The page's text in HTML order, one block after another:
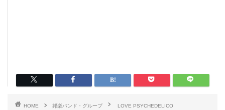
HOME 邦楽バンド・グループ LOVE PSYCHEDELICO